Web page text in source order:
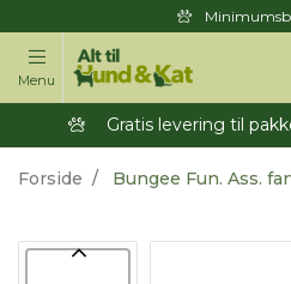
Menu
Gratis levering til
Forside Bungee Fun. Ass.